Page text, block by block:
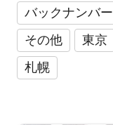
バックナンバー
その他
東京
札幌